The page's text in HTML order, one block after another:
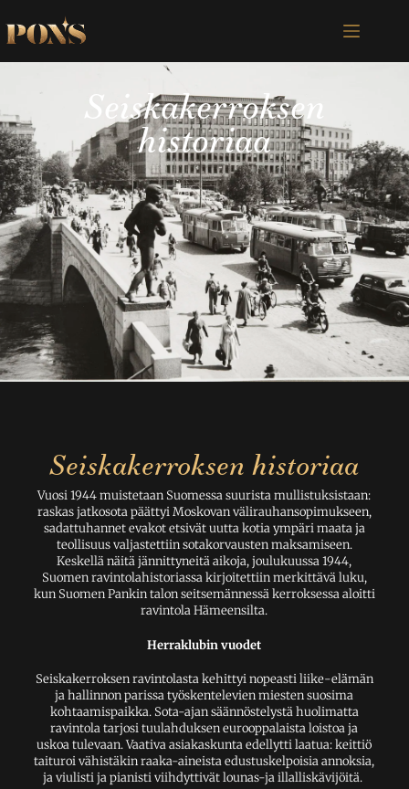
Seiskakerroksen
historiaa
Seiskakerroksen historiaa
Vuosi 1944 muistetaan Suomessa suurista mullistuksistaan:
raskas jatkosota päättyi Moskovan välirauhansopimukseen,
sadattuhannet evakot etsivät uutta kotia ympäri maata ja
teollisuus valjastettiin sotakorvausten maksamiseen.
Keskellä näitä jännittyneitä aikoja, joulukuussa 1944,
Suomen ravintolahistoriassa kirjoitettiin merkittävä luku,
kun Suomen Pankin talon seitsemännessä kerroksessa aloitti
ravintola Hämeensilta.
Herraklubin vuodet
Seiskakerroksen ravintolasta kehittyi nopeasti liike-elämän
ja hallinnon parissa työskentelevien miesten suosima
kohtaamispaikka. Sota-ajan säännöstelystä huolimatta
ravintola tarjosi tuulahduksen eurooppalaista loistoa ja
uskoa tulevaan. Vaativa asiakaskunta edellytti laatua: keittiö
taituroi vähistäkin raaka-aineista edustuskelpoisia annoksia,
ja viulisti ja pianisti viihdyttivät lounas-ja illalliskävijöitä.